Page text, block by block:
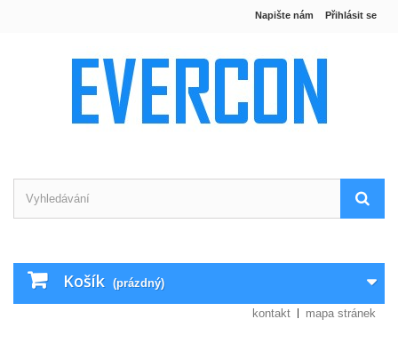
Přihlásit se
Napište nám
Košík (prázdný)
kontakt mapa stránek